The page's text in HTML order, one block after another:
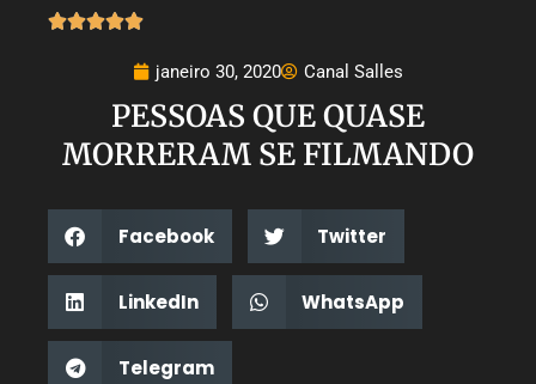

janeiro 30, 2020 Canal Salles
PESSOAS QUE QUASE
MORRERAM SE FILMANDO
Facebook Twitter
LinkedIn WhatsApp
Telegram